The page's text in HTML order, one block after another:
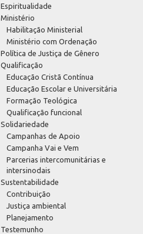
Espiritualidade
Ministério
Habilitação Ministerial
Ministério com Ordenação
Política de Justiça de Gênero
Qualificação
Educação Cristã Contínua
Educação Escolar e Universitária
Formação Teológica
Qualificação funcional
Solidariedade
Campanhas de Apoio
Campanha Vai e Vem
Parcerias intercomunitárias e
intersinodais
Sustentabilidade
Contribuição
Justiça ambiental
Planejamento
Testemunho